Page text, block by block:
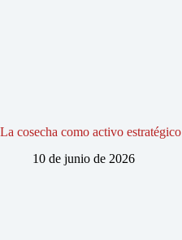
La cosecha como activo estratégico
10 de junio de 2026